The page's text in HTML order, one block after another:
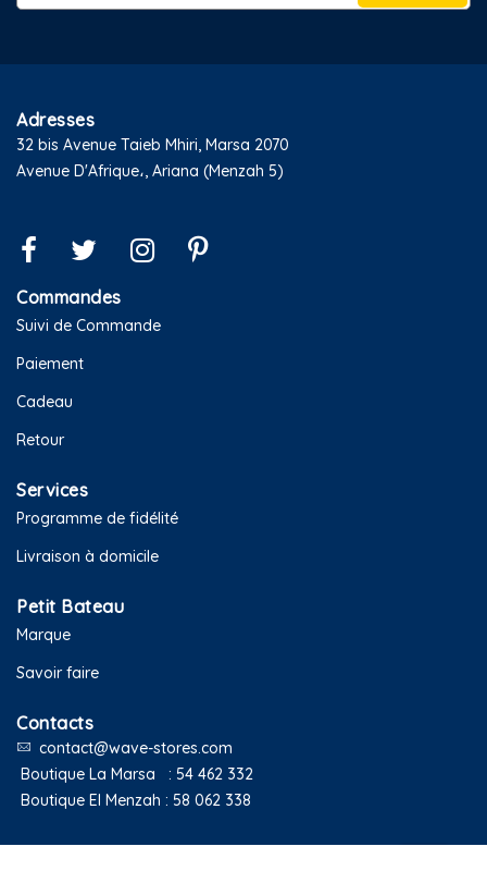
Adresses
32 bis Avenue Taieb Mhiri, Marsa 2070
Avenue D'Afrique،, Ariana (Menzah 5)
Commandes
Suivi de Commande
Paiement
Cadeau
Retour
Services
Programme de fidélité
Livraison à domicile
Petit Bateau
Marque
Savoir faire
Contacts
contact@wave-stores.com
Boutique La Marsa : 54 462 332
Boutique El Menzah : 58 062 338